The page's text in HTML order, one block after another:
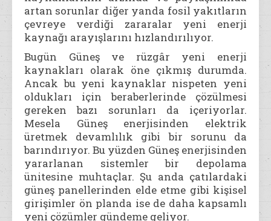
artan sorunlar diğer yanda fosil yakıtların
çevreye verdiği zararalar yeni enerji
kaynağı arayışlarını hızlandırılıyor.
Bugün Güneş ve rüzgâr yeni enerji
kaynakları olarak öne çıkmış durumda.
Ancak bu yeni kaynaklar nispeten yeni
oldukları için beraberlerinde çözülmesi
gereken bazı sorunları da içeriyorlar.
Mesela Güneş enerjisinden elektrik
üretmek devamlılık gibi bir sorunu da
barındırıyor. Bu yüzden Güneş enerjisinden
yararlanan sistemler bir depolama
ünitesine muhtaçlar. Şu anda çatılardaki
güneş panellerinden elde etme gibi kişisel
girişimler ön planda ise de daha kapsamlı
yeni çözümler gündeme geliyor.